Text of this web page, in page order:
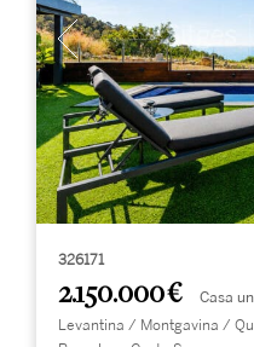
326171
2.150.000 € Casa
Levantina / Montgavina /